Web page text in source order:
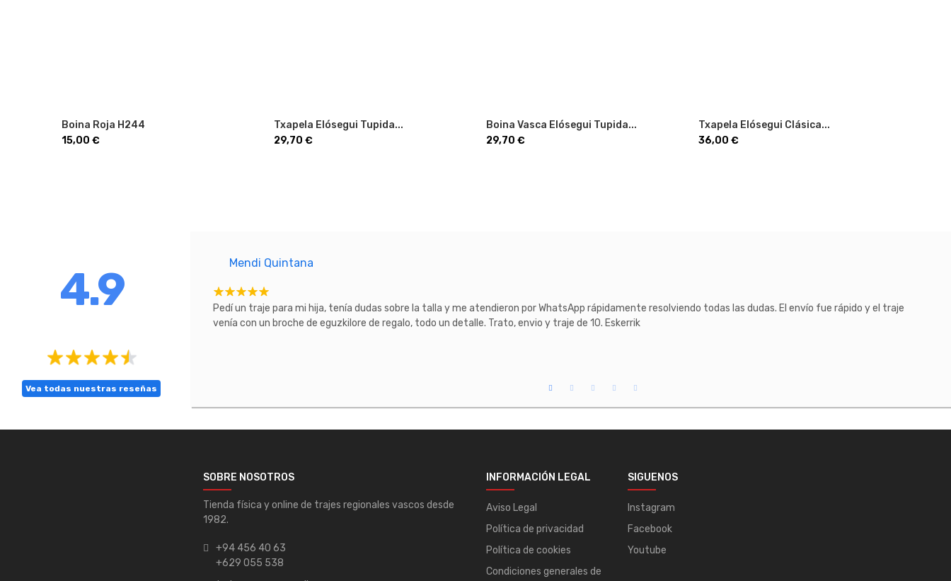
Boina Roja H244
Precio
15,00 €
Txapela Elósegui Tupida...
Precio
29,70 €
Boina Vasca Elósegui Tupida...
Precio
29,70 €
Txapela Elósegui Clásica...
Precio
36,00 €
4.9
Vea todas nuestras reseñas
Mendi Quintana
Pedí un traje para mi hija, tenía dudas sobre la talla y me atendieron por WhatsApp rápidamente resolviendo todas las dudas. El envío fue rápido y el traje
venía con un broche de eguzkilore de regalo, todo un detalle. Trato, envio y traje de 10. Eskerrik
SOBRE NOSOTROS
Tienda física y online de trajes regionales vascos desde
1982.
+94 456 40 63
+629 055 538
INFORMACIÓN LEGAL
Aviso Legal
Política de privacidad
Política de cookies
Condiciones generales de
SIGUENOS
Instagram
Facebook
Youtube